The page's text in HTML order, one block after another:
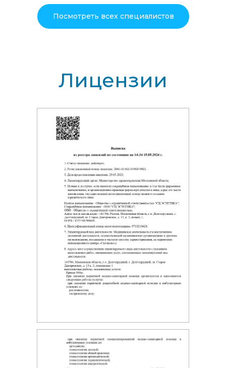
Заполните форму и мы свяжемся с Вами в
Ваш номер телефона
Нажимая кнопку «Записаться», Вы даетесогласиена
обработку Ваших персональных данных в
Политикой
Записаться
Услуги